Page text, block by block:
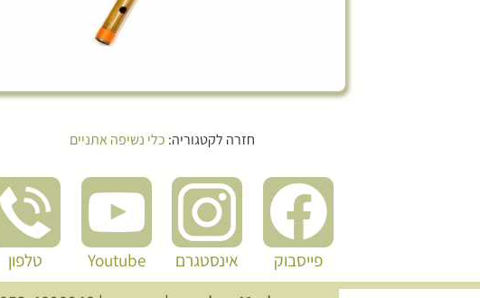
חזרה לקטגוריה: כלי נשיפה אתניים
פייסבוק אינסטגרם Youtube
טלפון